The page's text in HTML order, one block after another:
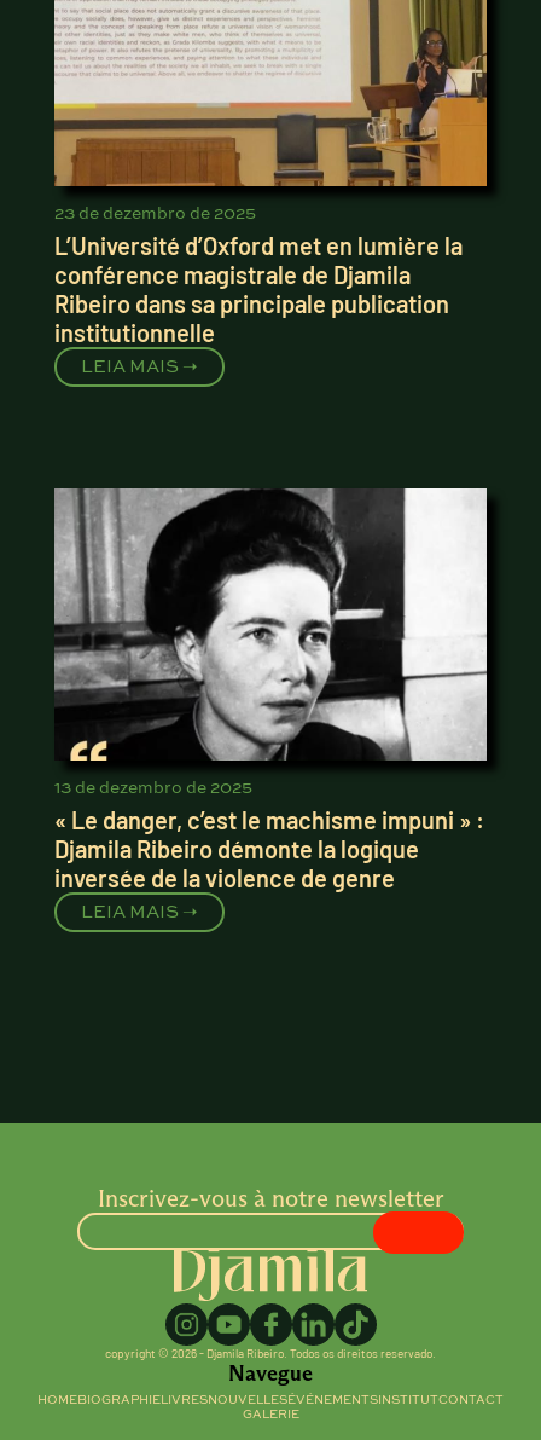
23 de dezembro de 2025
L’Université d’Oxford met en lumière la
conférence magistrale de Djamila
Ribeiro dans sa principale publication
institutionnelle
LEIA MAIS ➝
13 de dezembro de 2025
« Le danger, c’est le machisme impuni » :
Djamila Ribeiro démonte la logique
inversée de la violence de genre
LEIA MAIS ➝
Inscrivez-vous à notre newsletter
copyright © 2026 - Djamila Ribeiro. Todos os direitos reservado.
Navegue
HOME BIOGRAPHIE LIVRES NOUVELLES ÉVÉNEMENTS INSTITUTCONTACT
GALERIE